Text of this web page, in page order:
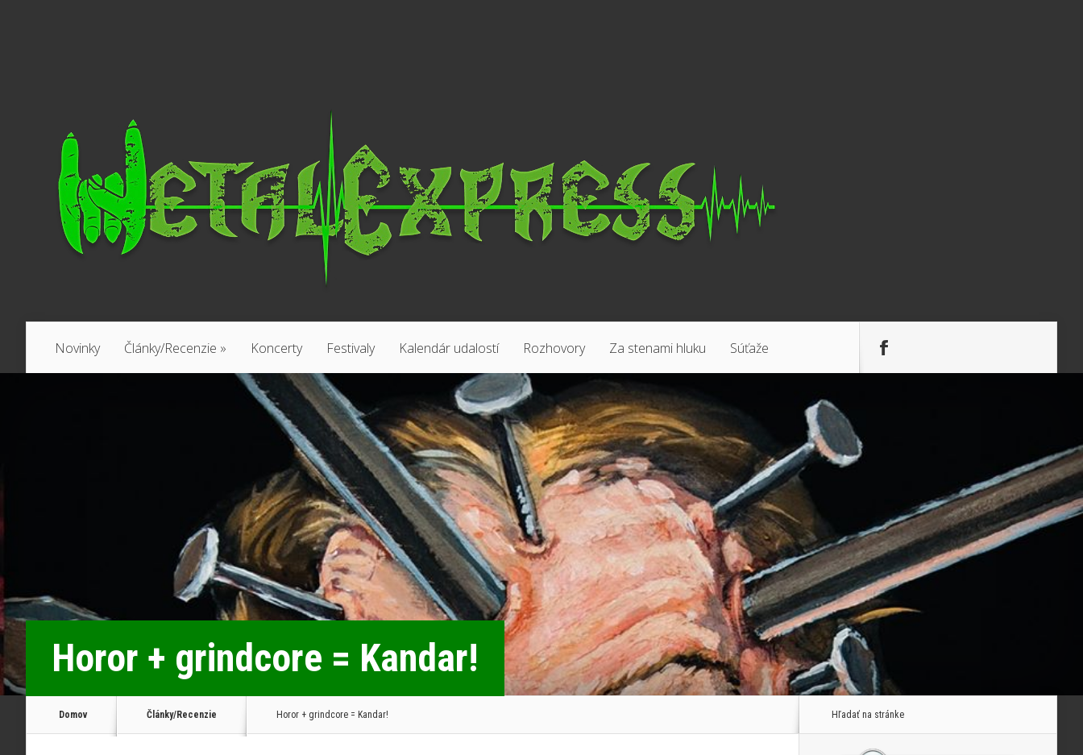
Novinky Články/Recenzie » Koncerty Festivaly Kalendár udalostí Rozhovory Za stenami hluku Súťaže
Horor + grindcore = Kandar!
Domov Články/Recenzie Horor + grindcore = Kandar! Hľadať na stránke